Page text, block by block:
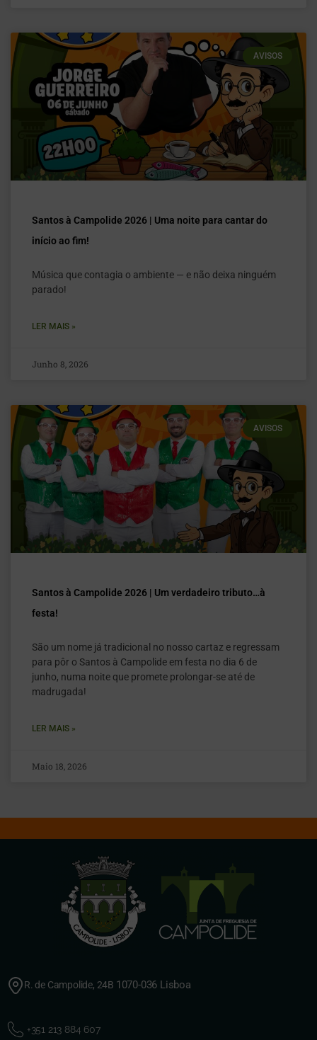
AVISOS
Santos à Campolide 2026 | Uma noite para cantar do
início ao fim!
Música que contagia o ambiente — e não deixa ninguém
parado!
LER MAIS »
Junho 8, 2026
AVISOS
Santos à Campolide 2026 | Um verdadeiro tributo…à
festa!
São um nome já tradicional no nosso cartaz e regressam
para pôr o Santos à Campolide em festa no dia 6 de
junho, numa noite que promete prolongar-se até de
madrugada!
LER MAIS »
Maio 18, 2026
R. de Campolide, 24B 1070-036 Lisboa
+351 213 884 607